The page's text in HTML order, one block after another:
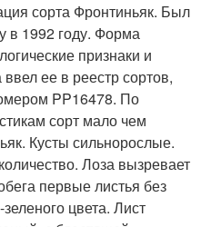
сорта Фронтиньяк. Был
в 1992 году. Форма
признаки и
ее в реестр сортов,
PP16478. По
сорт мало чем
Кусты сильнорослые.
Лоза вызревает
первые листья без
цвета. Лист